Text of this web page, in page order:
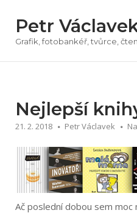
obsah
Petr
Grafik, fotobankéř, tvůrce,
Nejlepší
21. 2. 2018 Petr Václavek
Ač poslední dobou sem moc